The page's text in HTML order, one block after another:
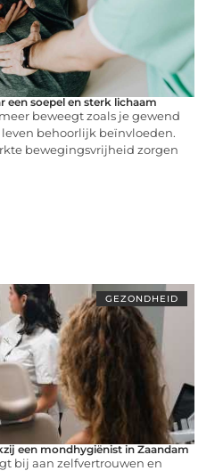
een soepel en sterk lichaam
beweegt zoals je gewend
behoorlijk beïnvloeden.
bewegingsvrijheid zorgen
GEZONDHEID
een mondhygiënist in Zaandam
bij aan zelfvertrouwen en